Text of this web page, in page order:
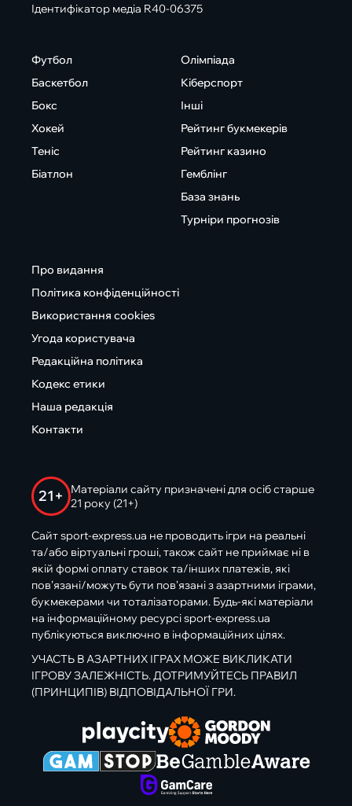
Ідентифікатор медіа R40-06375
Футбол
Баскетбол
Бокс
Хокей
Теніс
Біатлон
Олімпіада
Кіберспорт
Інші
Рейтинг букмекерів
Рейтинг казино
Гемблінг
База знань
Турніри прогнозів
Про видання
Політика конфіденційності
Використання cookies
Угода користувача
Редакційна політика
Кодекс етики
Наша редакція
Контакти
21+
Матеріали сайту призначені для осіб старше
21 року (21+)
Сайт sport-express.ua не проводить ігри на реальні
та/або віртуальні гроші, також сайт не приймає ні в
якій формі оплату ставок та/інших платежів, які
пов’язані/можуть бути пов’язані з азартними іграми,
букмекерами чи тоталізаторами. Будь-які матеріали
на інформаційному ресурсі sport-express.ua
публікуються виключно в інформаційних цілях.
УЧАСТЬ В АЗАРТНИХ ІГРАХ МОЖЕ ВИКЛИКАТИ
ІГРОВУ ЗАЛЕЖНІСТЬ. ДОТРИМУЙТЕСЬ ПРАВИЛ
(ПРИНЦИПІВ) ВІДПОВІДАЛЬНОЇ ГРИ.